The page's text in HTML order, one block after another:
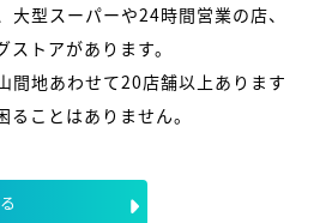
大型スーパーや24時間営業の店、
トアがあります。
間地あわせて20店舗以上あります
ことはありません。